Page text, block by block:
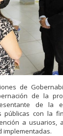
de
de la
de la
públicas con la
a usuarios,
implementadas.